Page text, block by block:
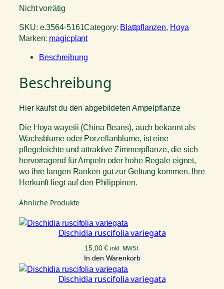
Nicht vorrätig
SKU: e.3564-5161Category: Blattpflanzen, Hoya
Marken: magicplant
Beschreibung
Beschreibung
Hier kaufst du den abgebildeten Ampelpflanze
Die Hoya wayetii (China Beans), auch bekannt als
Wachsblume oder Porzellanblume, ist eine
pflegeleichte und attraktive Zimmerpflanze, die sich
hervorragend für Ampeln oder hohe Regale eignet,
wo ihre langen Ranken gut zur Geltung kommen. Ihre
Herkunft liegt auf den Philippinen.
Ähnliche Produkte
Dischidia ruscifolia variegata
15,00€ inkl. MWSt.
In den Warenkorb
Dischidia ruscifolia variegata